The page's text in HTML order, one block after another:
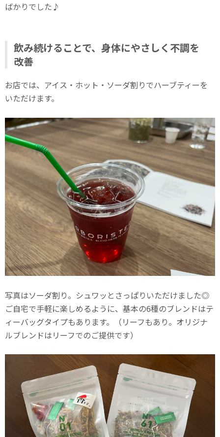
ばかりでした♪
飲み続けることで、身体にやさしく不調を
改善
お店では、アイス・ホット・ソーダ割りでハーブティーを
いただけます。
写真はソーダ割り。シュワッとさっぱりいただけました◎
ご自宅で手軽に楽しめるように、基本の6種のブレンドはテ
ィーバッグタイプもあります。（リーフもあり。オリジナ
ルブレンドはリーフでのご提供です）